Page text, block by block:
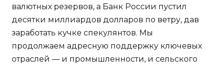
валютных резервов, а Банк России пустил
десятки миллиардов долларов по ветру, дав
заработать кучке спекулянтов. Мы
продолжаем адресную поддержку ключевых
отраслей — и промышленности, и сельского